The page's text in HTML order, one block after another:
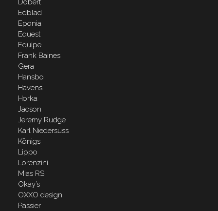
Döbert
Edblad
Eponia
Equest
Equipe
Frank Baines
Gera
Hansbo
Havens
Horka
Jacson
Jeremy Rudge
Karl Niedersüss
Königs
Lippo
Lorenzini
Mias RS
Okay’s
OXXO design
Passier